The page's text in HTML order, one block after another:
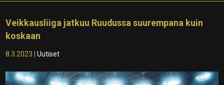
Veikkausliiga jatkuu Ruudussa suurempana kuin
koskaan
8.3.2023 |Uutiset